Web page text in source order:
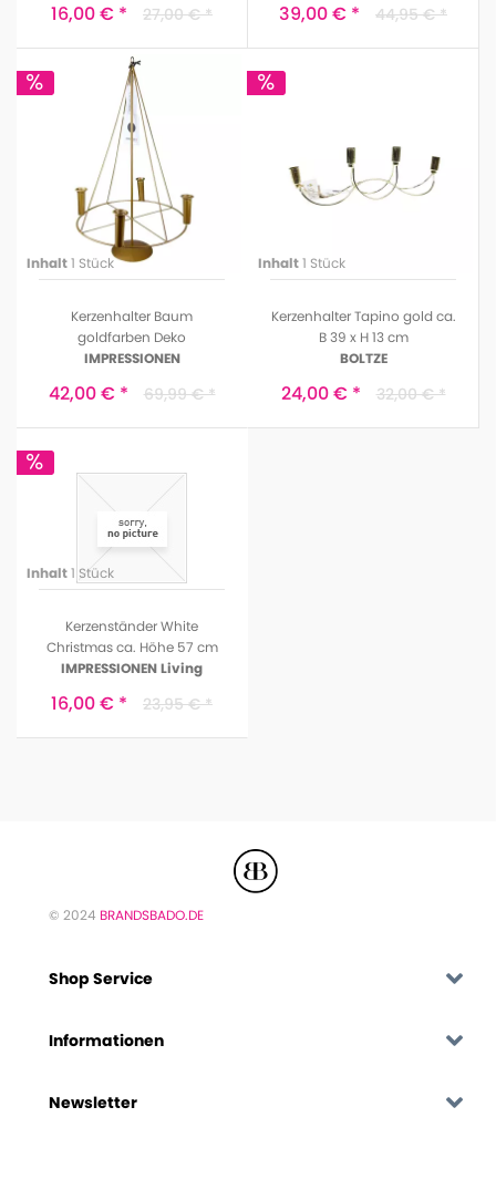
16,00 € * 27,00 € * 39,00 € * 44,95 € *
Inhalt1 Stück
Kerzenhalter Baum
goldfarben Deko
IMPRESSIONEN
42,00 € * 69,99 € *
Inhalt1 Stück
Kerzenhalter Tapino gold ca.
B 39 x H 13 cm
BOLTZE
24,00 € * 32,00 € *
Inhalt1 Stück
Kerzenständer White
Christmas ca. Höhe 57 cm
IMPRESSIONEN Living
16,00 € * 23,95 € *
© 2024 BRANDSBADO.DE
Shop Service
Informationen
Newsletter